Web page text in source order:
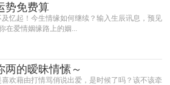
势免费算
及忆起！今生情缘如何继续？输入生辰讯息，预见
在爱情姻缘路上的姻...
两的暧昧情愫～
欢藉由打情骂俏说出爱，是时候了吗？该不该牵